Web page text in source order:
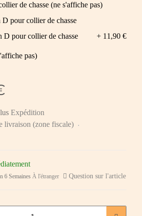
de chasse (ne s'affiche pas)
D pour collier de chasse
D pour collier de chasse
+ 11,90 €
pas)
Expédition
livraison (zone fiscale)
6 Semaines À l'étranger Question sur l'article